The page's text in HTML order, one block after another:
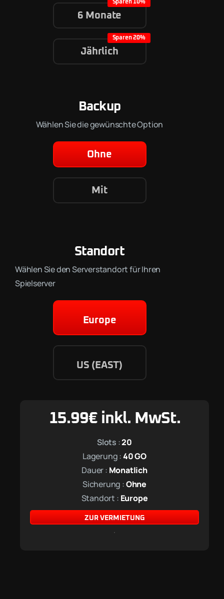
6 Monate
Jährlich
Backup
Wählen Sie die gewünschte Option
Ohne
Mit
Standort
Wählen Sie den Serverstandort für Ihren
Spielserver
Europe
US (EAST)
15.99€ inkl. MwSt.
Slots :20
Lagerung :40GO
Dauer : Monatlich
Sicherung :Ohne
Standort : Europe
ZUR VERMIETUNG